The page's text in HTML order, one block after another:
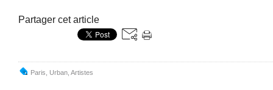
Partager cet article
Paris Urban Artistes